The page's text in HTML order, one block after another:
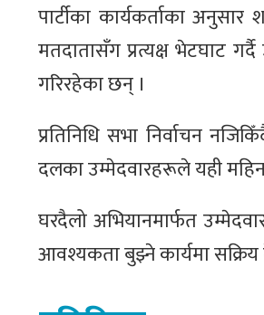
पार्टीका कार्यकर्ताका
मतदातासँग प्रत्यक्ष भेटघाट
गरिरहेका छन् ।
प्रतिनिधि सभा निर्वाचन
दलका उम्मेदवारहरूले यही
घरदैलो अभियानमार्फत
आवश्यकता बुझ्ने कार्यमा